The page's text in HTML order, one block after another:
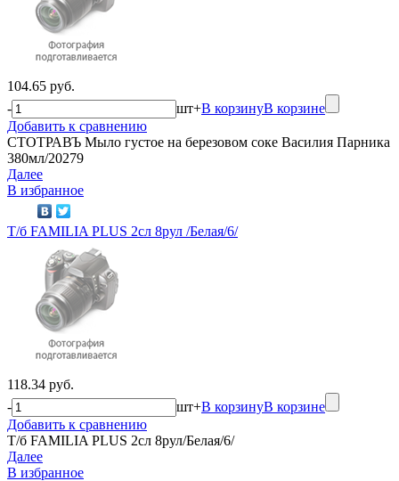
104.65 руб.
-
шт+В корзинуВ корзине
Добавить к сравнению
СТОТРАВЪ Мыло густое на березовом соке Василия Парника
380мл/20279
Далее
В избранное
Т/б FAMILIA PLUS 2сл 8рул /Белая/6/
118.34 руб.
-
шт+В корзинуВ корзине
Добавить к сравнению
Т/б FAMILIA PLUS 2сл 8рул/Белая/6/
Далее
В избранное